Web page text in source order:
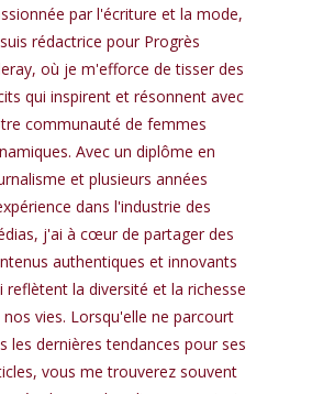
par l'écriture et la mode,
rédactrice pour Progrès
où je m'efforce de tisser des
qui inspirent et résonnent avec
communauté de femmes
Avec un diplôme en
et plusieurs années
dans l'industrie des
j'ai à cœur de partager des
authentiques et innovants
reflètent la diversité et la richesse
nos vies. Lorsqu'elle ne parcourt
les dernières tendances pour ses
vous me trouverez souvent